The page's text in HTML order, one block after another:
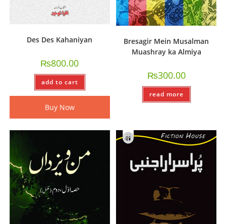
Des Des Kahaniyan
₨800.00
add to cart
Buy Now
Bresagir Mein Musalman
Muashray ka Almiya
₨300.00
read more